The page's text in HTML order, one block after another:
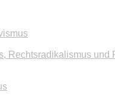
Rechtsradikalismus und